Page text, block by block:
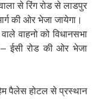
से रिंग रोड से लाडपुर
की ओर भेजा जायेगा।
वाहनो को विधानसभा
– ईसी रोड की ओर भेजा
पैलेस होटल से प्रस्थान